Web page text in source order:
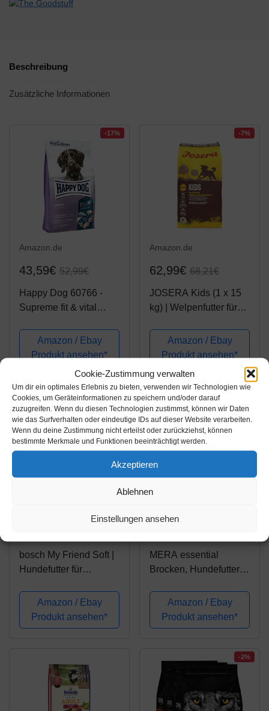
Cookie-Zustimmung verwalten
Um dir ein optimales Erlebnis zu bieten, verwenden wir Technologien wie
Cookies, um Geräteinformationen zu speichern und/oder darauf
zuzugreifen. Wenn du diesen Technologien zustimmst, können wir Daten
wie das Surfverhalten oder eindeutige IDs auf dieser Website verarbeiten.
Wenn du deine Zustimmung nicht erteilst oder zurückziehst, können
bestimmte Merkmale und Funktionen beeinträchtigt werden.
Akzeptieren
Ablehnen
Einstellungen ansehen
Beschreibung
Zusätzliche Informationen
-17%
Amazon.de
43,59€ 52,99€
Happy Dog 60766 -
Supreme fit & vital
Trockenfutter für ältere
Hunde - 12 kg Inhalt
Amazon / Ebay
Produkt ansehen*
-7%
Amazon.de
62,99€ 68,21€
JOSERA Kids (1 x 15
kg) | Welpenfutter für
Rassen | ohne Weizen
| Super Premium
wachsende Hunde |
1er Pack
Amazon / Ebay
Produkt ansehen*
-15%
bosch My Friend Soft |
Hundefutter für
Hunde aller Rassen |
Vollwertkost mit softer
Krokette | 15 kg
Amazon / Ebay
Produkt ansehen*
MERA essential
Brocken, Hundefutter
Hunderassen,
Trockenfutter mit
Geflügel Protein,
Omega-3 und Omega-
6, große...
Amazon / Ebay
Produkt ansehen*
-2%